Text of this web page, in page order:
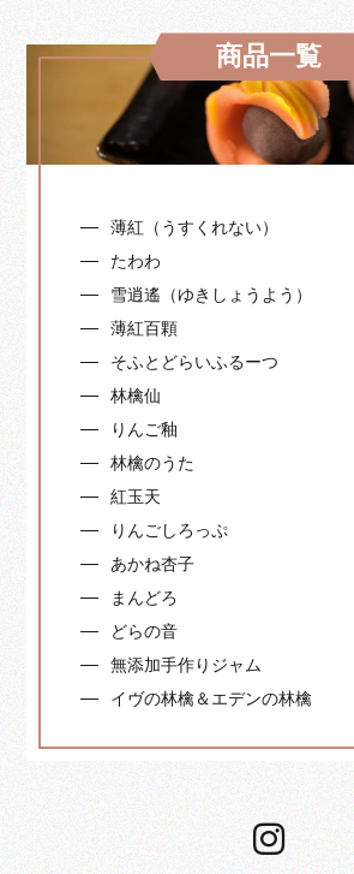
商品一覧
薄紅（うすくれない）
たわわ
雪逍遙（ゆきしょうよう）
薄紅百顆
そふとどらいふるーつ
林檎仙
りんご釉
林檎のうた
紅玉天
りんごしろっぷ
あかね杏子
まんどろ
どらの音
無添加手作りジャム
イヴの林檎＆エデンの林檎